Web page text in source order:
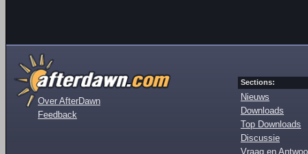
Over AfterDawn
Feedback
Sections:
Nieuws
Downloads
Top Downloads
Discussie
Vraag en